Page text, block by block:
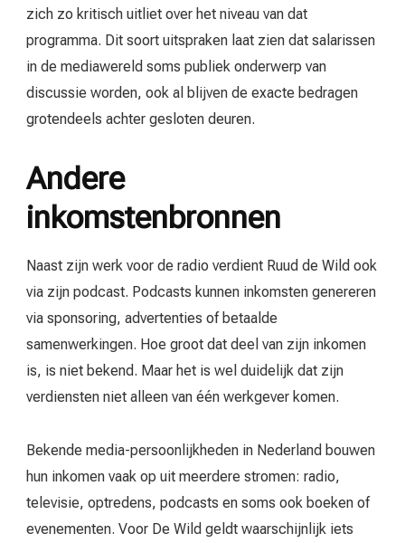
zich zo kritisch uitliet over het niveau van dat
programma. Dit soort uitspraken laat zien dat salarissen
in de mediawereld soms publiek onderwerp van
discussie worden, ook al blijven de exacte bedragen
grotendeels achter gesloten deuren.
Andere
inkomstenbronnen
Naast zijn werk voor de radio verdient Ruud de Wild ook
via zijn podcast. Podcasts kunnen inkomsten genereren
via sponsoring, advertenties of betaalde
samenwerkingen. Hoe groot dat deel van zijn inkomen
is, is niet bekend. Maar het is wel duidelijk dat zijn
verdiensten niet alleen van één werkgever komen.
Bekende media-persoonlijkheden in Nederland bouwen
hun inkomen vaak op uit meerdere stromen: radio,
televisie, optredens, podcasts en soms ook boeken of
evenementen. Voor De Wild geldt waarschijnlijk iets